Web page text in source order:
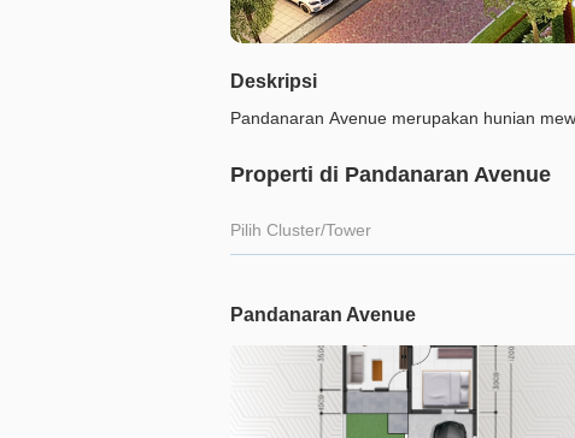
Deskripsi
Pandanaran Avenue merupakan hunian
Properti di Pandanaran Avenue
Pilih Cluster/Tower
Pandanaran Avenue